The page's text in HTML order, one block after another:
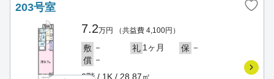
203号室
7.2万円 （共益費 4,100円）
敷 － 礼 1ヶ月 保 －
償 －
2階 / 1K / 28.87㎡